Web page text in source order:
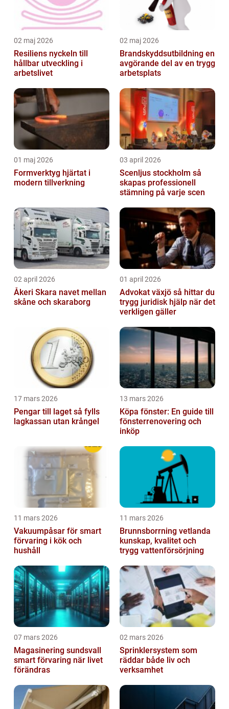
02 maj 2026
Resiliens nyckeln till
hållbar utveckling i
arbetslivet
02 maj 2026
Brandskyddsutbildning en
avgörande del av en trygg
arbetsplats
01 maj 2026
Formverktyg hjärtat i
modern tillverkning
03 april 2026
Scenljus stockholm så
skapas professionell
stämning på varje scen
02 april 2026
Åkeri Skara navet mellan
skåne och skaraborg
01 april 2026
Advokat växjö så hittar du
trygg juridisk hjälp när det
verkligen gäller
17 mars 2026
Pengar till laget så fylls
lagkassan utan krångel
13 mars 2026
Köpa fönster: En guide till
fönsterrenovering och
inköp
11 mars 2026
Vakuumpåsar för smart
förvaring i kök och
hushåll
11 mars 2026
Brunnsborrning vetlanda
kunskap, kvalitet och
trygg vattenförsörjning
07 mars 2026
Magasinering sundsvall
smart förvaring när livet
förändras
02 mars 2026
Sprinklersystem som
räddar både liv och
verksamhet